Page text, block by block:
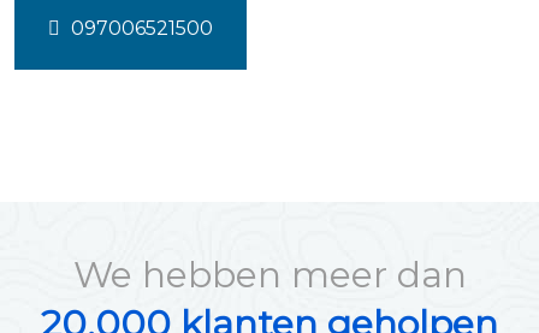
097006521500
We hebben meer dan
20.000 klanten geholpen